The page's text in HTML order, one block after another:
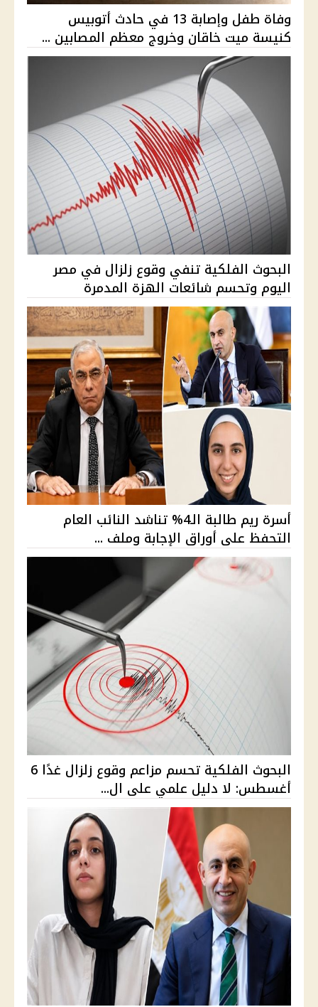
وفاة طفل وإصابة 13 في حادث أتوبيس
كنيسة ميت خاقان وخروج معظم المصابين ...
البحوث الفلكية تنفي وقوع زلزال في مصر
اليوم وتحسم شائعات الهزة المدمرة
أسرة ريم طالبة الـ4% تناشد النائب العام
التحفظ على أوراق الإجابة وملف ...
البحوث الفلكية تحسم مزاعم وقوع زلزال غدًا 6
أغسطس: لا دليل علمي على ال...